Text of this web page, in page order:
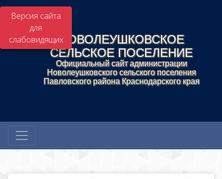
Версия сайта
для
слабовидящихНОВОЛЕУШКОВСКОЕ
СЕЛЬСКОЕ ПОСЕЛЕНИЕ
Официальный сайт администрации
Новолеушковского сельского поселения
Павловского района Краснодарского края